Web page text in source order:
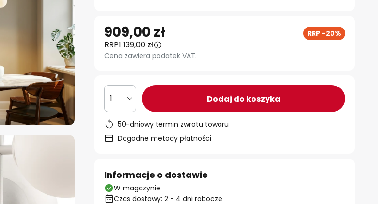
909,00 zł RRP -20%
RRP1 139,00 zł
Cena zawiera podatek VAT.
1 Dodaj do koszyka
50-dniowy termin zwrotu towaru
Dogodne metody płatności
Informacje o dostawie
W magazynie
Czas dostawy: 2 - 4 dni robocze